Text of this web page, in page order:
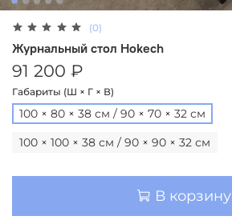
(0)
Журнальный стол Hokech
91 200 ₽
Габариты (Ш × Г × В)
100 × 80 × 38 см / 90 × 70 × 32 см
100 × 100 × 38 см / 90 × 90 × 32 см
В корзину